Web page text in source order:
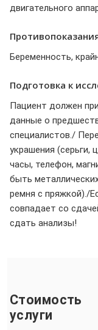
двигательного
Беременность,
Подготовка к
Пациент должен
данные о
специалистов./
украшения (серьги,
часы, телефон,
быть
ремня с пряжкой)./
совпадает со
сдать анализы!
Стоимость
услуги